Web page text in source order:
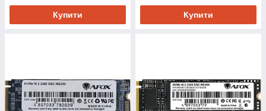
Купити Купити